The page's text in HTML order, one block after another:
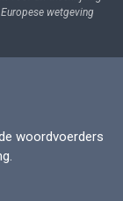
wetgeving
woordvoerders